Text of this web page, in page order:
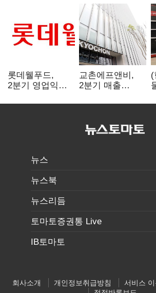
롯데웰푸드,
2분기 영업익
사업이 실적 견인
교촌에프앤비,
2분기 매출
전년보다 4.9%↑
(
뉴스
뉴스북
뉴스리듬
토마토증권통 Live
IB토마토
회사소개 개인정보취급방침 서비스